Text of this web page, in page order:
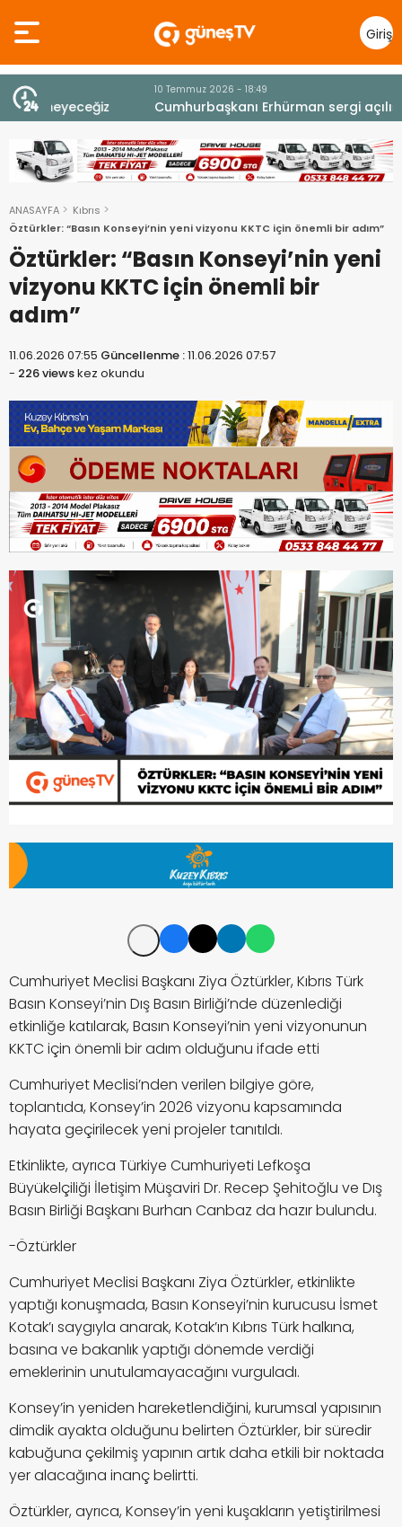
Giriş
Yap
10 Temmuz 2026 - 18:49
Cumhurbaşkanı Erhürman sergi açılışında
fenalaşarak hastaneye kaldırıldı
ANASAYFA
Kıbrıs
Öztürkler: “Basın Konseyi’nin yeni vizyonu KKTC için önemli bir adım”
Öztürkler: “Basın Konseyi’nin yeni
vizyonu KKTC için önemli bir
adım”
11.06.2026 07:55 Güncellenme :11.06.2026 07:57
- 226 viewskez okundu
Cumhuriyet Meclisi Başkanı Ziya Öztürkler, Kıbrıs Türk
Basın Konseyi’nin Dış Basın Birliği’nde düzenlediği
etkinliğe katılarak, Basın Konseyi’nin yeni vizyonunun
KKTC için önemli bir adım olduğunu ifade etti
Cumhuriyet Meclisi’nden verilen bilgiye göre,
toplantıda, Konsey’in 2026 vizyonu kapsamında
hayata geçirilecek yeni projeler tanıtıldı.
Etkinlikte, ayrıca Türkiye Cumhuriyeti Lefkoşa
Büyükelçiliği İletişim Müşaviri Dr. Recep Şehitoğlu ve Dış
Basın Birliği Başkanı Burhan Canbaz da hazır bulundu.
-Öztürkler
Cumhuriyet Meclisi Başkanı Ziya Öztürkler, etkinlikte
yaptığı konuşmada, Basın Konseyi’nin kurucusu İsmet
Kotak’ı saygıyla anarak, Kotak’ın Kıbrıs Türk halkına,
basına ve bakanlık yaptığı dönemde verdiği
emeklerinin unutulamayacağını vurguladı.
Konsey’in yeniden hareketlendiğini, kurumsal yapısının
dimdik ayakta olduğunu belirten Öztürkler, bir süredir
kabuğuna çekilmiş yapının artık daha etkili bir noktada
yer alacağına inanç belirtti.
Öztürkler, ayrıca, Konsey’in yeni kuşakların yetiştirilmesi